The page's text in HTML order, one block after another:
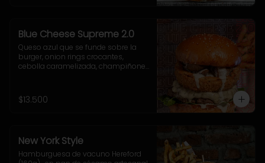
Blue Cheese Supreme 2.0
Queso azul que se funde sobre la
burger, onion rings crocantes,
cebolla caramelizada, champiñones
la cabeza.
$13.500
New York Style
Hamburguesa de vacuno Hereford